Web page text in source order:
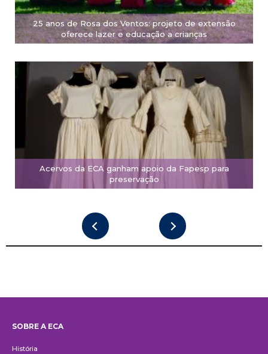
25 anos de Rosa dos Ventos: projeto de extensão
oferece lazer e educação a crianças
Acervos da ECA ganham apoio da Fapesp para
preservação
SOBRE A ECA
História